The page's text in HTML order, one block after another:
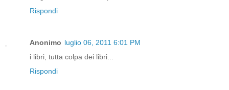
Rispondi
Anonimo luglio 06, 2011 6:01 PM
i libri, tutta colpa dei libri...
Rispondi